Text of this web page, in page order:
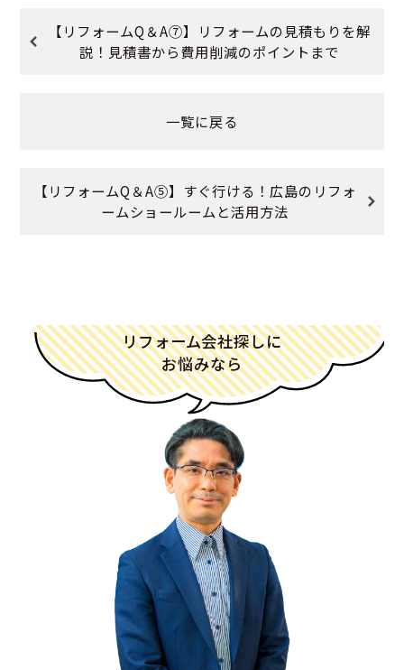
【リフォームQ＆A⑦】リフォームの見積もりを解
説！見積書から費用削減のポイントまで
一覧に戻る
【リフォームQ＆A⑤】すぐ行ける！広島のリフォ
ームショールームと活用方法
リフォーム会社探しに
お悩みなら